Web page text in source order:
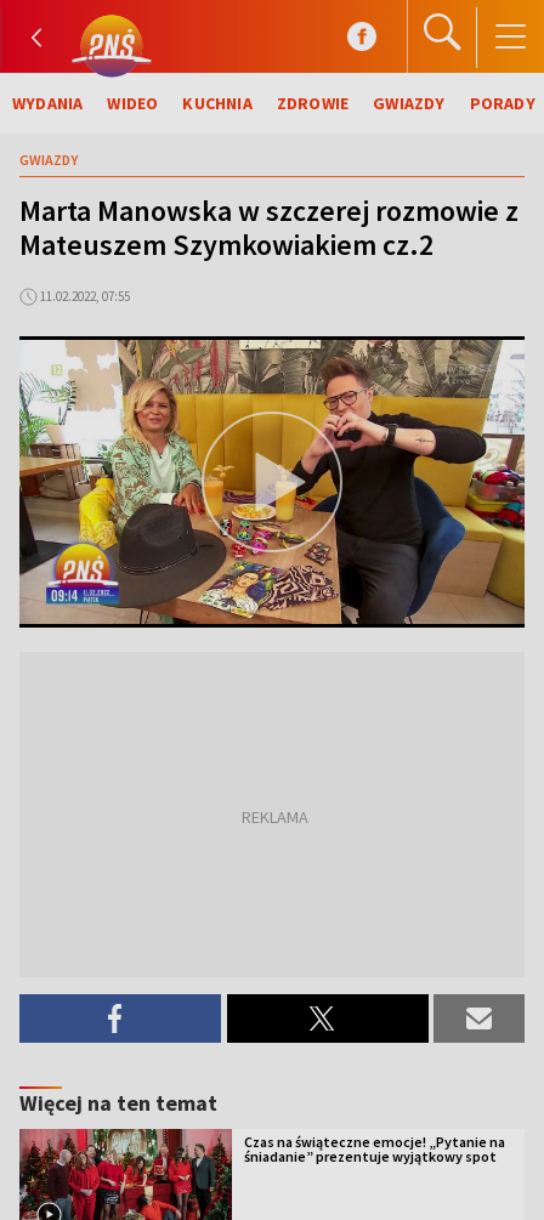
WYDANIA WIDEO KUCHNIA ZDROWIE GWIAZDY PORADY
GWIAZDY
Marta Manowska w szczerej rozmowie z
Mateuszem Szymkowiakiem cz.2
11.02.2022, 07:55
Więcej na ten temat
Czas na świąteczne emocje! „Pytanie na
śniadanie” prezentuje wyjątkowy spot